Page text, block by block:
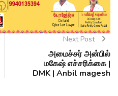
Next Post
அமைச்சர் அன்பில்
மகேஷ் எச்சரிக்கை |
DMK | Anbil magesh